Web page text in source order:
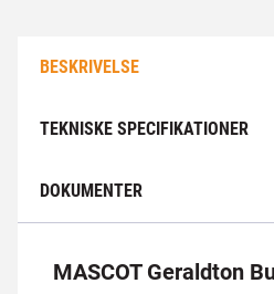
BESKRIVELSE
TEKNISKE SPECIFIKATIONER
DOKUMENTER
MASCOT Geraldton